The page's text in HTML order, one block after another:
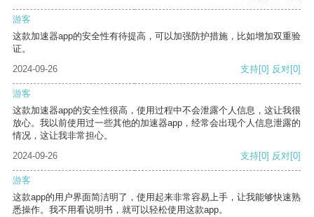
游客
这款加速器app的安全性有待提高，可以加强防护措施，比如增加双重验
证。
2024-09-26
支持[0] 反对[0]
游客
这款加速器app的安全性很高，使用过程中不会泄露个人信息，这让我很
放心。我以前使用过一些其他的加速器app，经常会出现个人信息泄露的
情况，这让我非常担心。
2024-09-26
支持[0] 反对[0]
游客
这款app的用户界面简洁明了，使用起来非常容易上手，让我能够快速熟
悉操作。我不用看说明书，就可以轻松使用这款app。